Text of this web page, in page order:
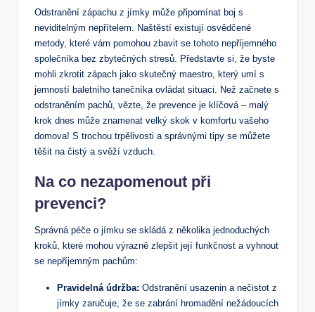
Odstranění zápachu z jímky může připomínat boj s
neviditelným nepřítelem. Naštěstí existují osvědčené
metody, které vám pomohou zbavit se tohoto nepříjemného
společníka bez zbytečných stresů. Představte si, že byste
mohli zkrotit zápach jako skutečný maestro, který umí s
jemností baletního tanečníka ovládat situaci. Než začnete s
odstraněním pachů, vězte, že prevence je klíčová – malý
krok dnes může znamenat velký skok v komfortu vašeho
domova! S trochou trpělivosti a správnými tipy se můžete
těšit na čistý a svěží vzduch.
Na co nezapomenout při
prevenci?
Správná péče o jímku se skládá z několika jednoduchých
kroků, které mohou výrazně zlepšit její funkčnost a vyhnout
se nepříjemným pachům:
Pravidelná údržba: Odstranění usazenin a nečistot z
jímky zaručuje, že se zabrání hromadění nežádoucích